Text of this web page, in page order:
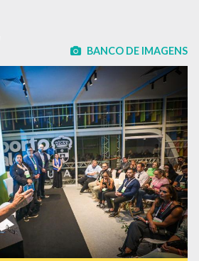
BANCO DE IMAGENS